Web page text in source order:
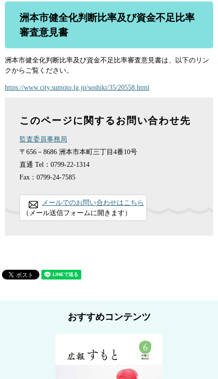
洲本市健全化判断比率及び資金不足比率
審査意見書
洲本市健全化判断比率及び資金不足比率審査意見書は、以下のリン
クからご覧ください。
https://www.city.sumoto.lg.jp/soshiki/35/20558.html
このページに関するお問い合わせ先
監査委員事務局
〒656－8686 洲本市本町三丁目4番10号
直通 Tel：0799-22-1314
Fax：0799-24-7585
メールでのお問い合わせはこちら
（メール送信フォームに開きます）
おすすめコンテンツ